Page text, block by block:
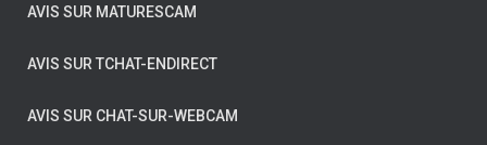
AVIS SUR MATURESCAM
AVIS SUR TCHAT-ENDIRECT
AVIS SUR CHAT-SUR-WEBCAM